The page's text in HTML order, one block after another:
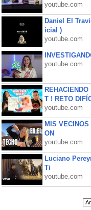
youtube.com
Daniel El
icial )
youtube.com
youtube.com
T ! RETO
youtube.com
MIS
ON
youtube.com
Luciano
Ti
youtube.com